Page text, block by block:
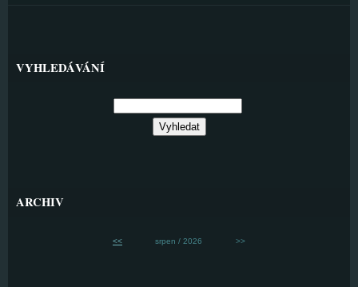
VYHLEDÁVÁNÍ
ARCHIV
<< srpen / 2026 >>